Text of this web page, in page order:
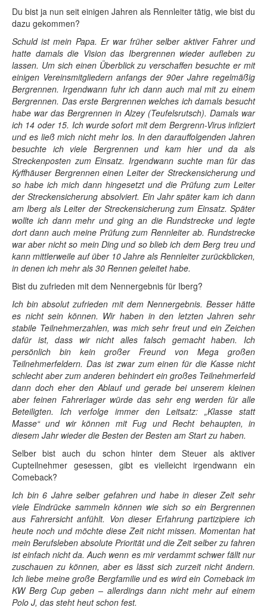
Du bist ja nun seit einigen Jahren als Rennleiter tätig, wie bist du
dazu gekommen?
Schuld ist mein Papa. Er war früher selber aktiver Fahrer und
hatte damals die Vision das Ibergrennen wieder aufleben zu
lassen. Um sich einen Überblick zu verschaffen besuchte er mit
einigen Vereinsmitgliedern anfangs der 90er Jahre regelmäßig
Bergrennen. Irgendwann fuhr ich dann auch mal mit zu einem
Bergrennen. Das erste Bergrennen welches ich damals besucht
habe war das Bergrennen in Alzey (Teufelsrutsch). Damals war
ich 14 oder 15. Ich wurde sofort mit dem Bergrenn-Virus infiziert
und es ließ mich nicht mehr los. In den darauffolgenden Jahren
besuchte ich viele Bergrennen und kam hier und da als
Streckenposten zum Einsatz. Irgendwann suchte man für das
Kyffhäuser Bergrennen einen Leiter der Streckensicherung und
so habe ich mich dann hingesetzt und die Prüfung zum Leiter
der Streckensicherung absolviert. Ein Jahr später kam ich dann
am Iberg als Leiter der Streckensicherung zum Einsatz. Später
wollte ich dann mehr und ging an die Rundstrecke und legte
dort dann auch meine Prüfung zum Rennleiter ab. Rundstrecke
war aber nicht so mein Ding und so blieb ich dem Berg treu und
kann mittlerweile auf über 10 Jahre als Rennleiter zurückblicken,
in denen ich mehr als 30 Rennen geleitet habe.
Bist du zufrieden mit dem Nennergebnis für Iberg?
Ich bin absolut zufrieden mit dem Nennergebnis. Besser hätte
es nicht sein können. Wir haben in den letzten Jahren sehr
stabile Teilnehmerzahlen, was mich sehr freut und ein Zeichen
dafür ist, dass wir nicht alles falsch gemacht haben. Ich
persönlich bin kein großer Freund von Mega großen
Teilnehmerfeldern. Das ist zwar zum einen für die Kasse nicht
schlecht aber zum anderen behindert ein großes Teilnehmerfeld
dann doch eher den Ablauf und gerade bei unserem kleinen
aber feinen Fahrerlager würde das sehr eng werden für alle
Beteiligten. Ich verfolge immer den Leitsatz: „Klasse statt
Masse“ und wir können mit Fug und Recht behaupten, in
diesem Jahr wieder die Besten der Besten am Start zu haben.
Selber bist auch du schon hinter dem Steuer als aktiver
Cupteilnehmer gesessen, gibt es vielleicht irgendwann ein
Comeback?
Ich bin 6 Jahre selber gefahren und habe in dieser Zeit sehr
viele Eindrücke sammeln können wie sich so ein Bergrennen
aus Fahrersicht anfühlt. Von dieser Erfahrung partizipiere ich
heute noch und möchte diese Zeit nicht missen. Momentan hat
mein Berufsleben absolute Priorität und die Zeit selber zu fahren
ist einfach nicht da. Auch wenn es mir verdammt schwer fällt nur
zuschauen zu können, aber es lässt sich zurzeit nicht ändern.
Ich liebe meine große Bergfamilie und es wird ein Comeback im
KW Berg Cup geben – allerdings dann nicht mehr auf einem
Polo J, das steht heut schon fest.